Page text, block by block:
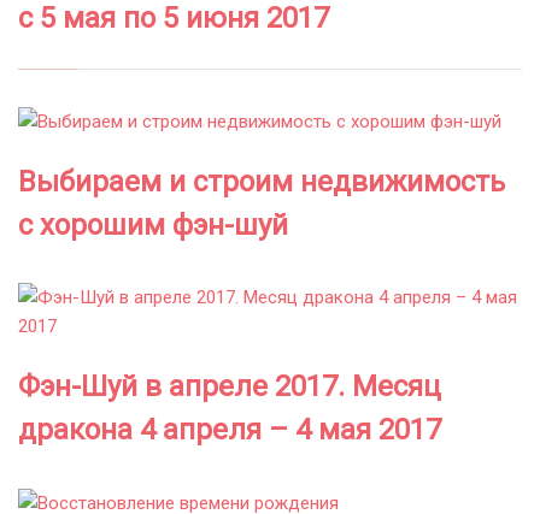
с 5 мая по 5 июня 2017
Выбираем и строим недвижимость
с хорошим фэн-шуй
Фэн-Шуй в апреле 2017. Месяц
дракона 4 апреля – 4 мая 2017